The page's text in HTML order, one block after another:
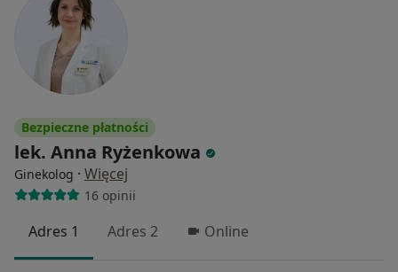
Bezpieczne płatności
lek. Anna Ryżenkowa
Ginekolog · Więcej
16 opinii
Adres 1 Adres 2 Online